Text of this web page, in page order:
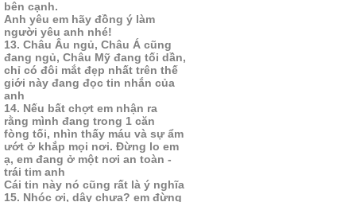
bên cạnh.
Anh yêu em hãy đồng ý làm
người yêu anh nhé!
13. Châu Âu ngủ, Châu Á cũng
đang ngủ, Châu Mỹ đang tối dần,
chỉ có đôi mắt đẹp nhất trên thế
giới này đang đọc tin nhắn của
anh
14. Nếu bất chợt em nhận ra
rằng mình đang trong 1 căn
fòng tối, nhìn thấy máu và sự ẩm
ướt ở khắp mọi nơi. Đừng lo em
ạ, em đang ở một nơi an toàn -
trái tim anh
Cái tin này nó cũng rất là ý nghĩa
15. Nhóc ơi, dậy chưa? em đừng